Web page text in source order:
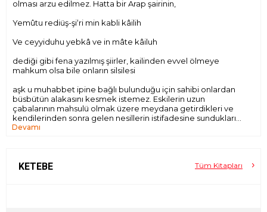
olması arzu edilmez. Hatta bir Arap şairinin,
Yemûtu rediüş-şiʻri min kabli kâilih
Ve ceyyiduhu yebkâ ve in mâte kâiluh
dediği gibi fena yazılmış şiirler, kailinden evvel ölmeye
mahkum olsa bile onların silsilesi
aşk u muhabbet ipine bağlı bulunduğu için sahibi onlardan
büsbütün alakasını kesmek istemez. Eskilerin uzun
çabalarının mahsulü olmak üzere meydana getirdikleri ve
kendilerinden sonra gelen nesillerin istifadesine sundukları
eserler arasında, ebedi bir hayatı bihakkın kazanmış olanlar,
yaşıyor!
Devamı
KETEBE Tüm Kitapları